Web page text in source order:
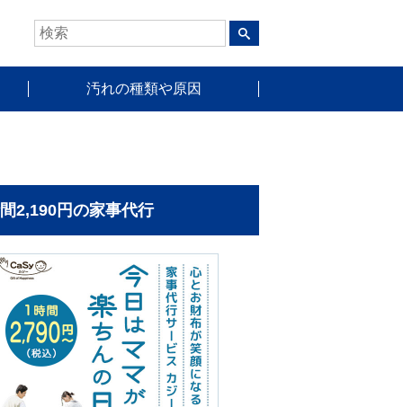
汚れの種類や原因
2,190円の家事代行